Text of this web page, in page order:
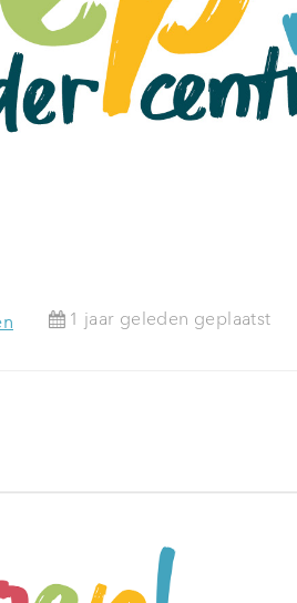
1 jaar geleden geplaatst